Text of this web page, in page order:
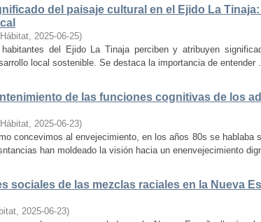
del paisaje cultural en el Ejido La
, 2025-06-25)
del Ejido La Tinaja perciben y atribuyen
local sostenible. Se destaca la importancia de entender
de las funciones cognitivas de los
, 2025-06-23)
concevimos al envejecimiento, en los años 80s se hablaba
han moldeado la visión hacia un enenvejecimiento
sociales de las mezclas raciales en la Nueva
, 2025-06-23)